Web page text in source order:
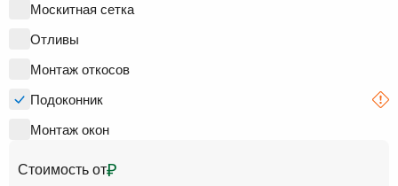
Москитная сетка
Отливы
Монтаж откосов
Подоконник
Монтаж окон
Стоимость от₽